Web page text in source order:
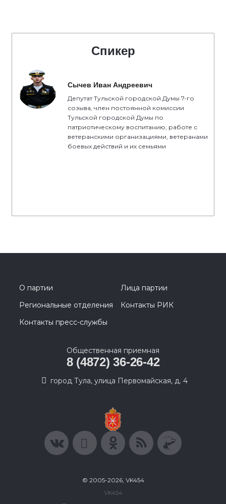
Спикер
Сычев Иван Андреевич
Депутат Тульской городской Думы 7-го
созыва, член постоянной комиссии
Тульской городской Думы по
патриотическому воспитанию, работе с
ветеранскими организациями, ветеранами
боевых действий и их семьями
О партии
Лица партии
Региональные отделения
Контакты РИК
Контакты пресс-службы
Общественная приемная
8 (4872) 36-26-42
город Тула, улица Первомайская, д. 4
© 2005-2026, VK454
VK454